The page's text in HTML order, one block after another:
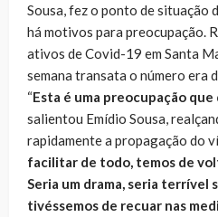
Sousa, fez o ponto de situação
há motivos para preocupação.
ativos de Covid-19 em Santa
semana transata o número era
“Esta é uma preocupação
salientou Emídio Sousa,
rapidamente a propagação do
facilitar de todo, temos de
Seria um drama, seria terrível
tivéssemos de recuar nas